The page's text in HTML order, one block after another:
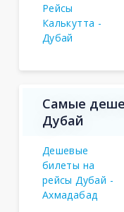
Рейсы
Калькутта -
Дубай
Самые
Дубай
Дешевые
билеты на
рейсы Дубай -
Ахмадабад